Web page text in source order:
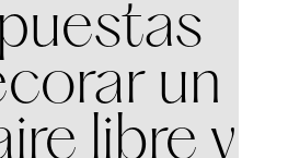
un
libre y